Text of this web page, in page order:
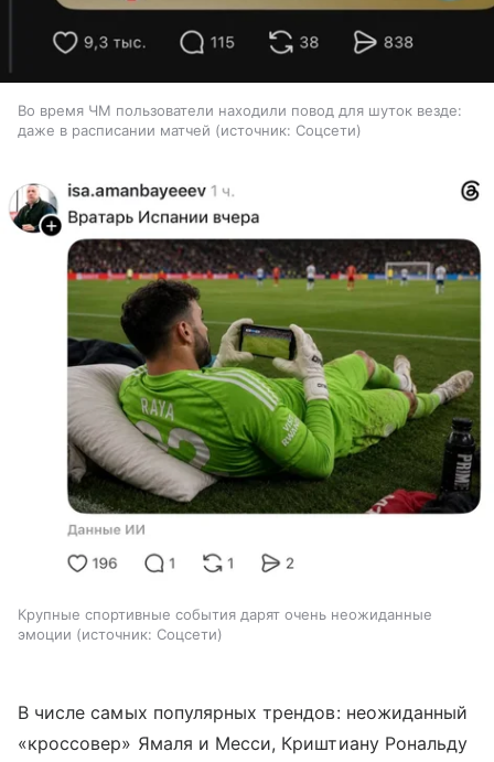
Во время ЧМ пользователи находили повод для шуток везде:
даже в расписании матчей
источник: Соцсети
Крупные спортивные события дарят очень неожиданные
эмоции
источник: Соцсети
В числе самых популярных трендов: неожиданный
«кроссовер» Ямаля и Месси, Криштиану Рональду